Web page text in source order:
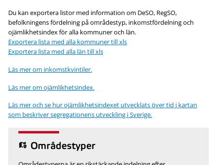
Du kan exportera listor med information om DeSO, RegSO,
befolkningens fördelning på områdestyp, inkomstfördelning och
ojämlikhetsindex för alla kommuner och län.
Exportera lista med alla kommuner till xls
Exportera lista med alla län till xls
Läs mer om inkomstkvintiler.
Läs mer om ojämlikhetsindex.
Läs mer och se hur ojämlikhetsindexet utvecklats över tid i kartan
som beskriver segregationens utveckling i Sverige.
Områdestyper